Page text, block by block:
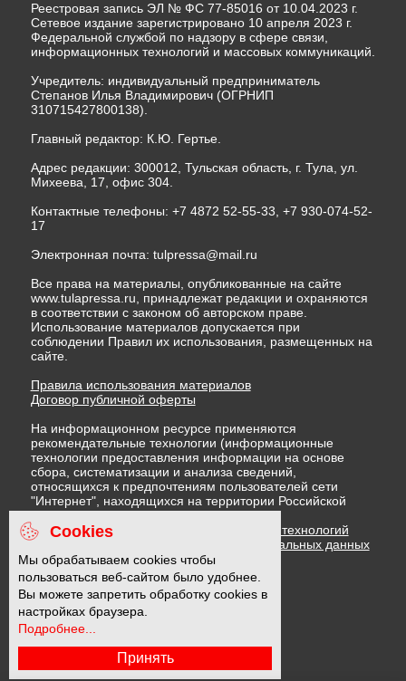
Реестровая запись ЭЛ № ФС 77-85016 от 10.04.2023 г.
Сетевое издание зарегистрировано 10 апреля 2023 г.
Федеральной службой по надзору в сфере связи,
информационных технологий и массовых коммуникаций.
Учредитель: индивидуальный предприниматель
Степанов Илья Владимирович (ОГРНИП
310715427800138).
Главный редактор: К.Ю. Гертье.
Адрес редакции: 300012, Тульская область, г. Тула, ул.
Михеева, 17, офис 304.
Контактные телефоны: +7 4872 52-55-33, +7 930-074-52-
17
Электронная почта: tulpressa@mail.ru
Все права на материалы, опубликованные на сайте
www.tulapressa.ru, принадлежат редакции и охраняются
в соответствии с законом об авторском праве.
Использование материалов допускается при
соблюдении Правил их использования, размещенных на
сайте.
Правила использования материалов
Договор публичной оферты
На информационном ресурсе применяются
рекомендательные технологии (информационные
технологии предоставления информации на основе
сбора, систематизации и анализа сведений,
относящихся к предпочтениям пользователей сети
"Интернет", находящихся на территории Российской
Федерации)
Правила применения рекомендательных технологий
Политика в отношении обработки персональных данных
Политика обработки файлов cookie
16 +
Cookies
Мы обрабатываем cookies чтобы
пользоваться веб-сайтом было удобнее.
Вы можете запретить обработку cookies в
настройках браузера.
Подробнее...
Принять